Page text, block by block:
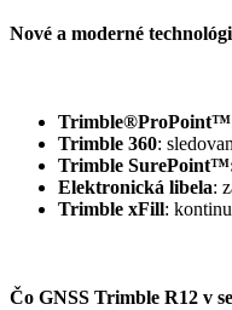
Nové a moderné
Trimble®ProPoint™
Trimble 360:
Trimble
Elektronická libela:
Trimble xFill:
Čo GNSS Trimble R12 v